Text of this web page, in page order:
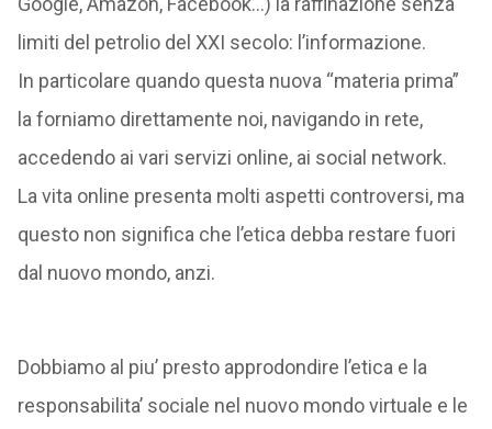
limiti del petrolio del XXI secolo: l’informazione.
In particolare quando questa nuova “materia prima”
la forniamo direttamente noi, navigando in rete,
accedendo ai vari servizi online, ai social network.
La vita online presenta molti aspetti controversi, ma
questo non significa che l’etica debba restare fuori
dal nuovo mondo, anzi.
Dobbiamo al piu’ presto approdondire l’etica e la
responsabilita’ sociale nel nuovo mondo virtuale e le